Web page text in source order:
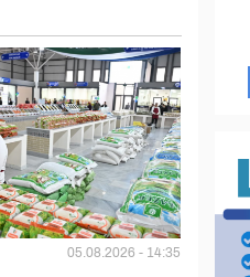
05.08.2026 - 14:35